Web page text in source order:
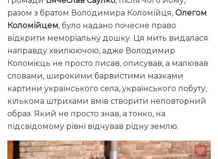
разом з братом Володимира Коломійця, Олегом
Коломійцем, було надано почесне право
відкрити меморіальну дошку. Ця мить видалася
направду хвилюючою, адже Володимир
Коломієць не просто писав, описував, а малював
словами, широкими барвистими мазками
картини українського села, українського побуту,
кількома штрихами вмів створити неповторний
образ. Який не просто знав, а тонко, на
підсвідомому рівні відчував рідну землю.